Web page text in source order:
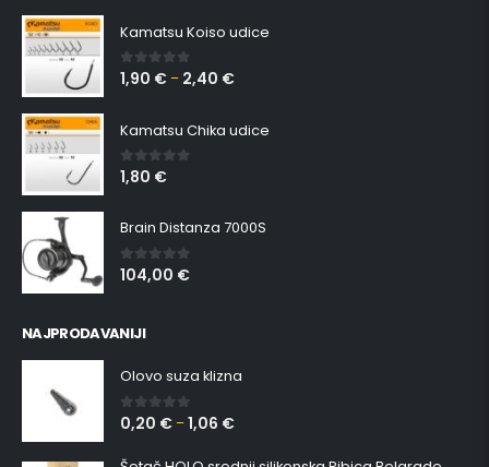
Kamatsu Koiso udice
0 out of 5
1,90 € – 2,40 €
Kamatsu Chika udice
0 out of 5
1,80 €
Brain Distanza 7000S
0out of 5
104,00 €
NAJPRODAVANIJI
Olovo suza klizna
0 out of 5
0,20 € –1,06 €